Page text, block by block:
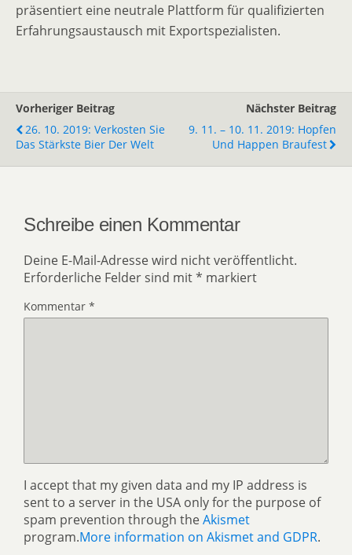
präsentiert eine neutrale Plattform für qualifizierten
Erfahrungsaustausch mit Exportspezialisten.
Vorheriger Beitrag
26. 10. 2019: Verkosten Sie
Das Stärkste Bier Der Welt
Nächster Beitrag
9. 11. – 10. 11. 2019: Hopfen
Und Happen Braufest
Schreibe einen Kommentar
Deine E-Mail-Adresse wird nicht veröffentlicht.
Erforderliche Felder sind mit* markiert
Kommentar *
I accept that my given data and my IP address is
sent to a server in the USA only for the purpose of
spam prevention through theAkismet
program.More information on Akismet and GDPR.